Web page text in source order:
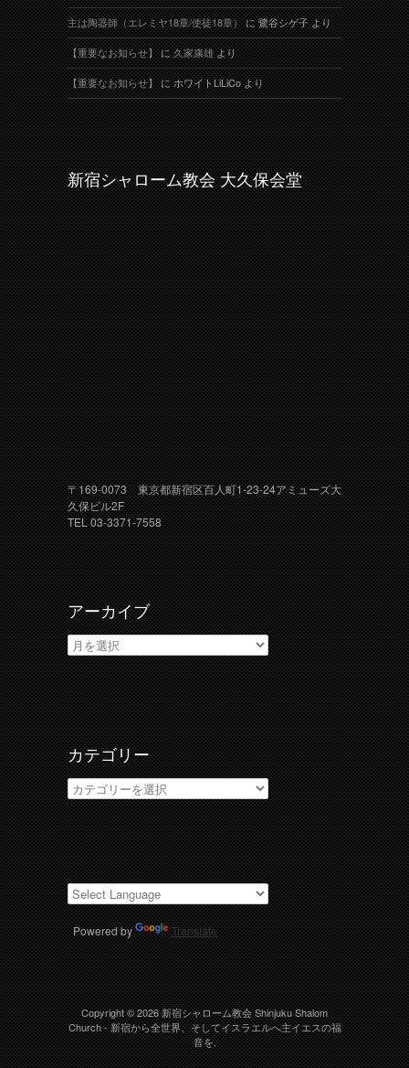
主は陶器師（エレミヤ18章/使徒18章）に鷺谷シゲ子より
【重要なお知らせ】に久家康雄より
【重要なお知らせ】にホワイトLiLiCoより
新宿シャローム教会 大久保会堂
〒169-0073 東京都新宿区百人町1-23-24アミューズ大
久保ビル2F
TEL 03-3371-7558
アーカイブ
ア
ー
カ
イ
ブ
カテゴリー
カ
テ
ゴ
リ
ー
Powered by Translate
Copyright © 2026新宿シャローム教会 Shinjuku Shalom
Church- 新宿から全世界、そしてイスラエルへ主イエスの福
音を.